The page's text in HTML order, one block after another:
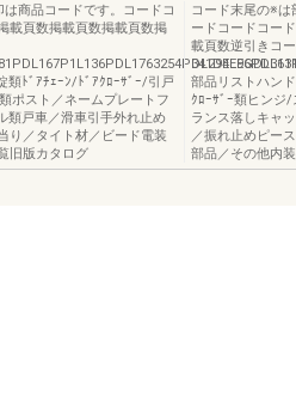
商品コードです。コードコ
載頁数掲載頁数掲載頁数掲
類ﾄﾞｱﾁｪｰﾝ/ﾄﾞｱｸﾛｰｻﾞｰ/引戸
ポスト／ネームプレートフ
類戸車／滑車引手外れ止め
り／タイト材／ビード電装
旧版カタログ
コード末尾の※は
ードコードコー
載頁数逆引きコ
部品リストハン
ｸﾛｰｻﾞｰ類ヒンジ
ランス落しキャ
／振れ止めピー
部品／その他内